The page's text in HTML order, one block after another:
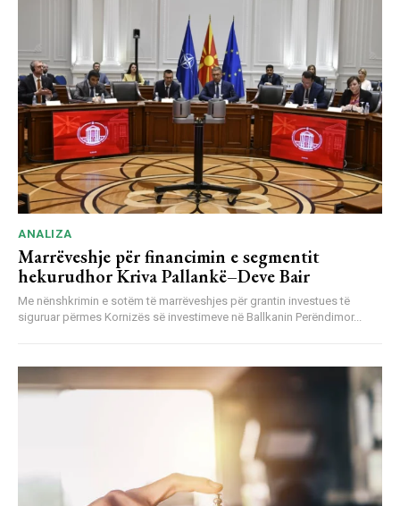
ANALIZA
Marrëveshje për financimin e segmentit
hekurudhor Kriva Pallankë–Deve Bair
Me nënshkrimin e sotëm të marrëveshjes për grantin investues të
siguruar përmes Kornizës së investimeve në Ballkanin Perëndimor...